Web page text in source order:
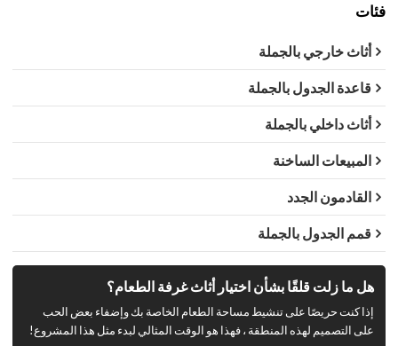
فئات
أثاث خارجي بالجملة
قاعدة الجدول بالجملة
أثاث داخلي بالجملة
المبيعات الساخنة
القادمون الجدد
قمم الجدول بالجملة
هل ما زلت قلقًا بشأن اختيار أثاث غرفة الطعام؟
إذا كنت حريصًا على تنشيط مساحة الطعام الخاصة بك وإضفاء بعض الحب
على التصميم لهذه المنطقة ، فهذا هو الوقت المثالي لبدء مثل هذا المشروع!